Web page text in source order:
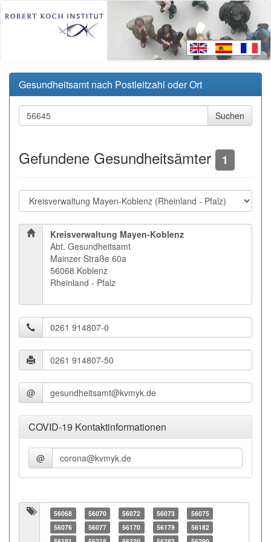
Gesundheitsamt nach Postleitzahl oder Ort
Gefundene Gesundheitsämter 1
Kreisverwaltung Mayen-Koblenz
Abt. Gesundheitsamt
Mainzer Straße 60a
56068 Koblenz
Rheinland - Pfalz
@
COVID-19 Kontaktinformationen
@
56068 56070 56072 56073
56075
56076
56077 56170 56179
56182